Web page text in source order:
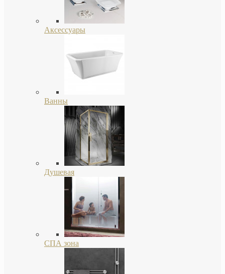
Аксессуары
Ванны
Душевая
СПА зона